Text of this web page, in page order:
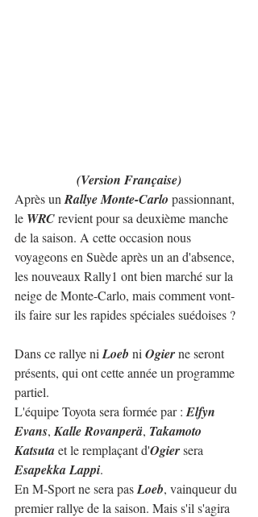
(Version Française)
Après un Rallye Monte-Carlo passionnant,
le WRC revient pour sa deuxième manche
de la saison. A cette occasion nous
voyageons en Suède après un an d'absence,
les nouveaux Rally1 ont bien marché sur la
neige de Monte-Carlo, mais comment vont-
ils faire sur les rapides spéciales suédoises ?
Dans ce rallye ni Loeb ni Ogier ne seront
présents, qui ont cette année un programme
partiel.
L'équipe Toyota sera formée par : Elfyn
Evans, Kalle Rovanperä, Takamoto
Katsuta et le remplaçant d'Ogier sera
Esapekka Lappi.
En M-Sport ne sera pas Loeb, vainqueur du
premier rallye de la saison. Mais s'il s'agira